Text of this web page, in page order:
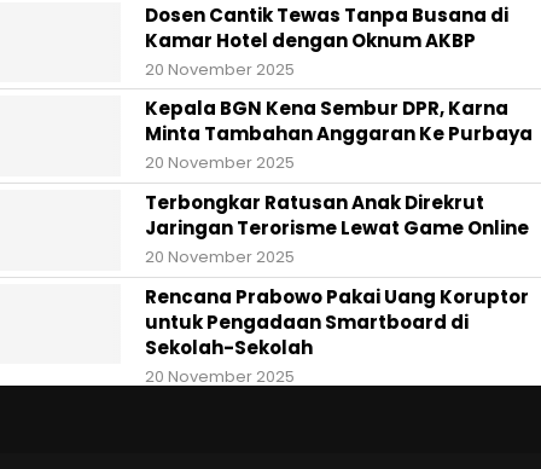
Dosen Cantik Tewas Tanpa Busana di
Kamar Hotel dengan Oknum AKBP
20 November 2025
Kepala BGN Kena Sembur DPR, Karna
Minta Tambahan Anggaran Ke Purbaya
20 November 2025
Terbongkar Ratusan Anak Direkrut
Jaringan Terorisme Lewat Game Online
20 November 2025
Rencana Prabowo Pakai Uang Koruptor
untuk Pengadaan Smartboard di
Sekolah-Sekolah
20 November 2025